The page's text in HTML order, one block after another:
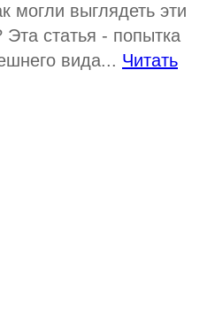
могли выглядеть эти
статья - попытка
вида... Читать